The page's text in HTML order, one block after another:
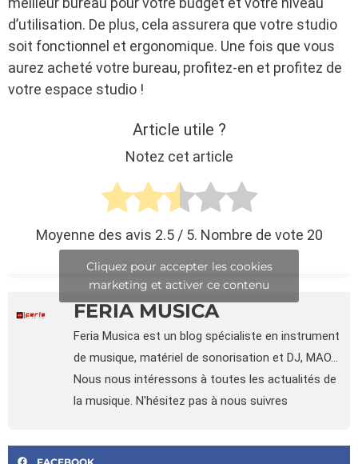
d’utilisation. De plus, cela assurera que votre studio
soit fonctionnel et ergonomique. Une fois que vous
aurez acheté votre bureau, profitez-en et profitez de
votre espace studio !
Article utile ?
Notez cet article
Moyenne des avis 2.5/ 5. Nombre de vote 20
Cliquez pour accepter les cookies
marketing et activer ce contenu
FERIA MUSICA
Feria Musica est un blog spécialiste en instrument
de musique, matériel de sonorisation et DJ, MAO...
Nous nous intéressons à toutes les actualités de
la musique. N'hésitez pas à nous suivres